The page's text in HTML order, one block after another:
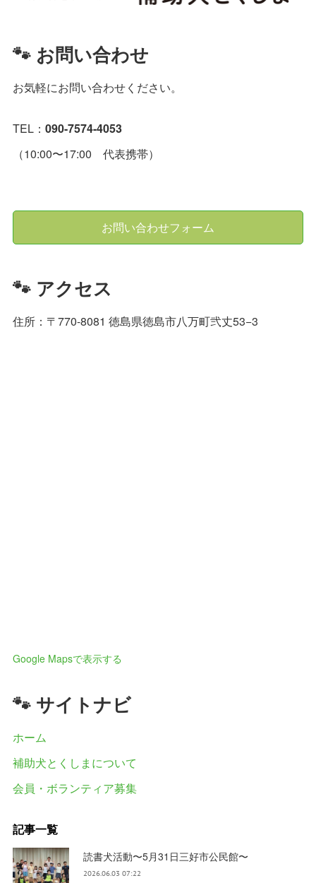
🐾 お問い合わせ
お気軽にお問い合わせください。
TEL：090-7574-4053
（10:00〜17:00 代表携帯）
お問い合わせフォーム
🐾 アクセス
住所：〒770-8081 徳島県徳島市八万町弐丈53−3
Google Mapsで表示する
🐾 サイトナビ
ホーム
補助犬とくしまについて
会員・ボランティア募集
記事一覧
読書犬活動〜5月31日三好市公民館〜
2026.06.03 07:22